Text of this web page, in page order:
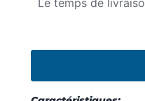
Le temps de